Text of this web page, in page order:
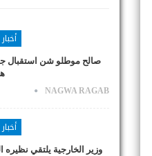
صالح موطلو شن استقبال
NAGWA RAGAB
وزير الخارجية يلتقي